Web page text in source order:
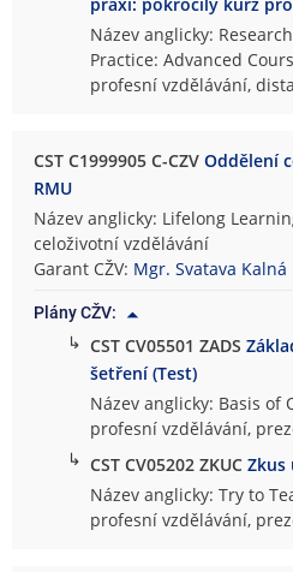
Název anglicky:
Practice: Advanced
profesní vzdělávání,
CST C1999905 C-CZVOddělení
RMU
Název anglicky: Lifelong
celoživotní vzdělávání
Garant CŽV: Mgr. Svatava Kalná
Plány CŽV:
↳ CST CV05501 ZADS
šetření (Test)
Název anglicky: Basis of
profesní vzdělávání,
↳ CST CV05202 ZKUCZkus
Název anglicky: Try to
profesní vzdělávání,